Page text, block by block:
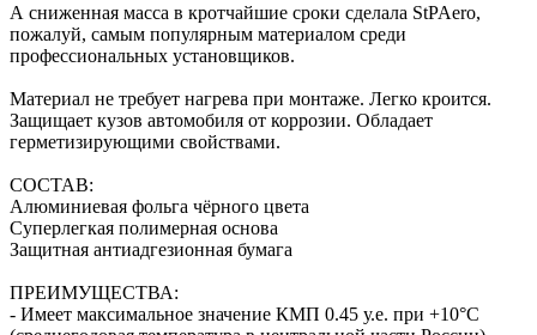
А сниженная масса в кротчайшие сроки сделала StPAero,
пожалуй, самым популярным материалом среди
профессиональных установщиков.
Материал не требует нагрева при монтаже. Легко кроится.
Защищает кузов автомобиля от коррозии. Обладает
герметизирующими свойствами.
СОСТАВ:
Алюминиевая фольга чёрного цвета
Суперлегкая полимерная основа
Защитная антиадгезионная бумага
ПРЕИМУЩЕСТВА:
- Имеет максимальное значение КМП 0.45 у.е. при +10°С